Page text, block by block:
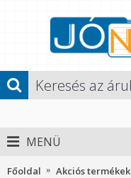
MENÜ
Főoldal Akciós termékek